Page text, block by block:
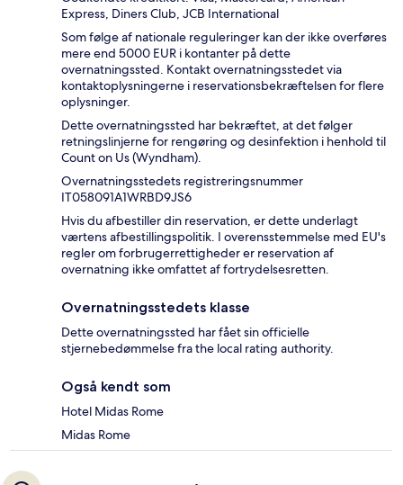
Express, Diners Club, JCB International
Som følge af nationale reguleringer kan der ikke overføres
mere end 5000 EUR i kontanter på dette
overnatningssted. Kontakt overnatningsstedet via
kontaktoplysningerne i reservationsbekræftelsen for flere
oplysninger.
Dette overnatningssted har bekræftet, at det følger
retningslinjerne for rengøring og desinfektion i henhold til
Count on Us (Wyndham).
Overnatningsstedets registreringsnummer
IT058091A1WRBD9JS6
Hvis du afbestiller din reservation, er dette underlagt
værtens afbestillingspolitik. I overensstemmelse med EU's
regler om forbrugerrettigheder er reservation af
overnatning ikke omfattet af fortrydelsesretten.
Overnatningsstedets klasse
Dette overnatningssted har fået sin officielle
stjernebedømmelse fra the local rating authority.
Også kendt som
Hotel Midas Rome
Midas Rome